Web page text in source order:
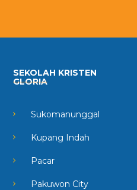
SEKOLAH KRISTEN
GLORIA
Sukomanunggal
Kupang Indah
Pacar
Pakuwon City